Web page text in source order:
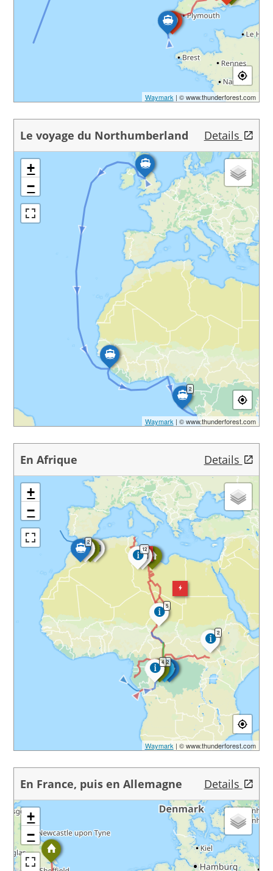
Waymark | © www.thunderforest.com
Details
Le voyage du Northumberland
2
+
−
Waymark | © www.thunderforest.com
Details
En Afrique
2
5
2
12
4 2
+
−
Waymark | © www.thunderforest.com
Details
En France, puis en Allemagne
+
−